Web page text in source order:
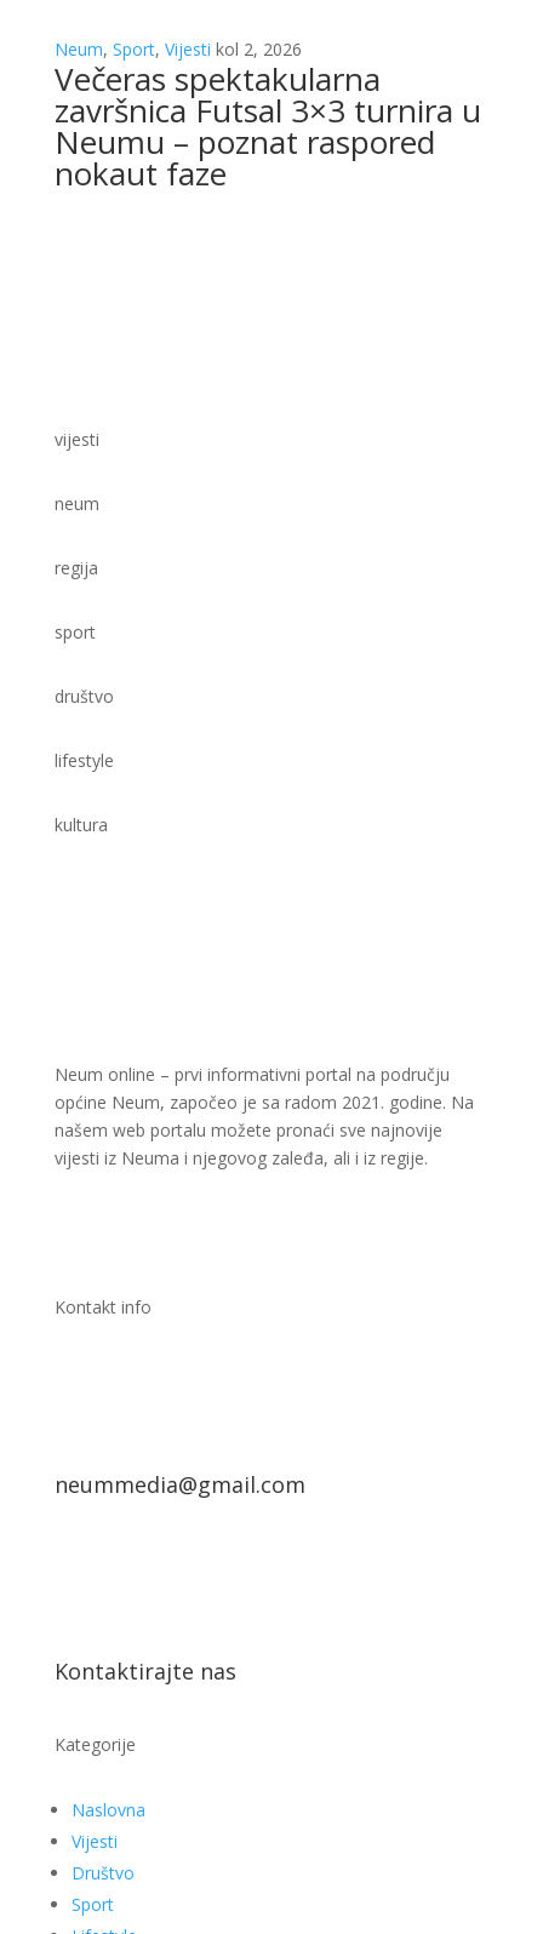
Neum, Sport, Vijesti kol 2, 2026
Večeras spektakularna
završnica Futsal 3×3 turnira u
Neumu – poznat raspored
nokaut faze
vijesti
neum
regija
sport
društvo
lifestyle
kultura
Neum online – prvi informativni portal na području
općine Neum, započeo je sa radom 2021. godine. Na
našem web portalu možete pronaći sve najnovije
vijesti iz Neuma i njegovog zaleđa, ali i iz regije.
Kontakt info
neummedia@gmail.com
Kontaktirajte nas
Kategorije
Naslovna
Vijesti
Društvo
Sport